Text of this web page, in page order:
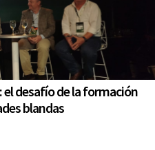
desafío de la formación
blandas